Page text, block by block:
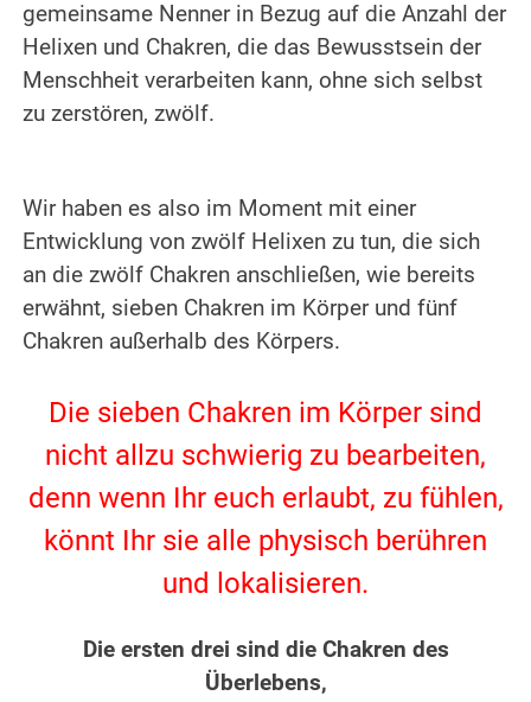
gemeinsame Nenner in Bezug auf die Anzahl der
Helixen und Chakren, die das Bewusstsein der
Menschheit verarbeiten kann, ohne sich selbst
zu zerstören, zwölf.
Wir haben es also im Moment mit einer
Entwicklung von zwölf Helixen zu tun, die sich
an die zwölf Chakren anschließen, wie bereits
erwähnt, sieben Chakren im Körper und fünf
Chakren außerhalb des Körpers.
Die sieben Chakren im Körper sind
nicht allzu schwierig zu bearbeiten,
denn wenn Ihr euch erlaubt, zu fühlen,
könnt Ihr sie alle physisch berühren
und lokalisieren.
Die ersten drei sind die Chakren des
Überlebens,